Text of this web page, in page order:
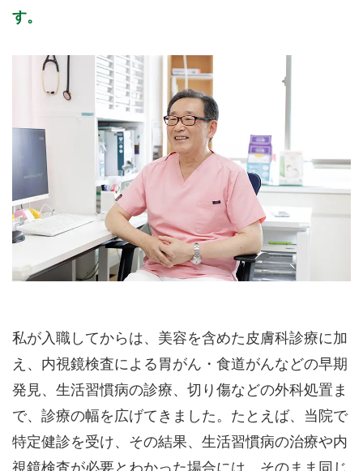
す。
私が入職してからは、美容を含めた皮膚科診療に加
え、内視鏡検査による胃がん・食道がんなどの早期
発見、生活習慣病の診療、切り傷などの外科処置ま
で、診療の幅を広げてきました。たとえば、当院で
特定健診を受け、その結果、生活習慣病の治療や内
視鏡検査が必要とわかった場合には、そのまま同じ